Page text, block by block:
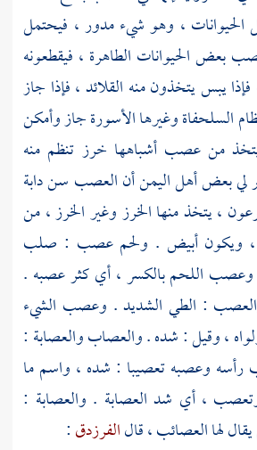
، وهو شيء مدور ، فيحتمل
بعض الحيوانات الطاهرة ، فيقطعونه
يبس يتخذون منه القلائد ، فإذا جاز
السلحفاة وغيرها الأسورة جاز وأمكن
من عصب أشباهها خرز تنظم منه
لي بعضأهل اليمنأن العصب سن دابة
، يتخذ منها الخرز وغير الخرز ، من
، ويكون أبيض . ولحم عصب : صلب
اللحم بالكسر ، أي كثر عصبه .
: الطي الشديد . وعصب الشيء
، وقيل : شده . والعصاب والعصابة :
وعصبه تعصيبا : شده ، واسم ما
، أي شد العصابة . والعصابة :
يقال لها العصائب ، قالالفرزدق: